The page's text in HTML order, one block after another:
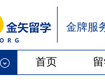
金牌服
首页